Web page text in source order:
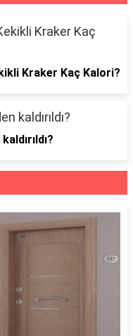
Kraker Kaç Kalori?